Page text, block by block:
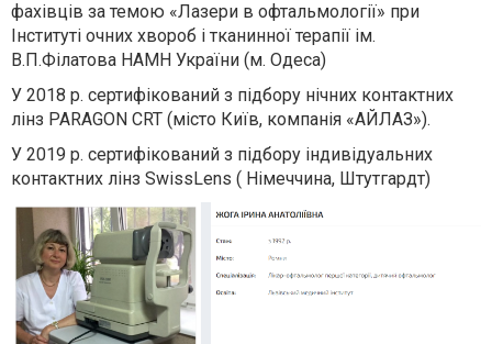
фахівців за темою «Лазери в офтальмології» при
Інституті очних хвороб і тканинної терапії ім.
В.П.Філатова НАМН України (м. Одеса)
У 2018 р. сертифікований з підбору нічних контактних
лінз PARAGON CRT (місто Київ, компанія «АЙЛАЗ»).
У 2019 р. сертифікований з підбору індивідуальних
контактних лінз SwissLens ( Німеччина, Штутгардт)